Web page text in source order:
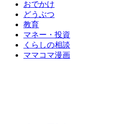
おでかけ
どうぶつ
教育
マネー・投資
くらしの相談
ママコマ漫画